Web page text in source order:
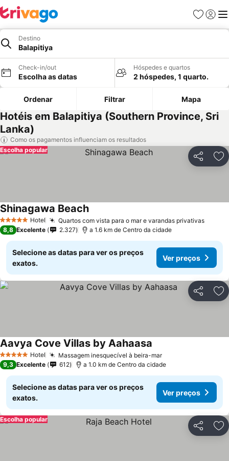
Favoritos
Iniciar
Destino
Balapitiya
Check-in/out
Escolha as datas
Hóspedes e quartos
2 hóspedes, 1 quarto.
Ordenar Filtrar Mapa
Hotéis em Balapitiya (Southern Province, Sri
Lanka)
Como os pagamentos influenciam os resultados
Partilhar
Escolha popular
5 Estrelas Hotel Quartos com vista para o mar e varandas privativas
Shinagawa Beach
8,8 Excelente 2.327 a 1.6 km de Centro da cidade
Selecione as datas para ver os preços
exatos.
Ver preços
Partilhar
5 Estrelas Hotel Massagem inesquecível à beira-mar
Aavya Cove Villas by Aahaasa
9,3 Excelente 612 a 1.0 km de Centro da cidade
Selecione as datas para ver os preços
exatos.
Ver preços
Partilhar
Escolha popular